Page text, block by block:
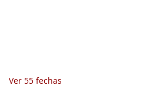
Ver 55 fechas